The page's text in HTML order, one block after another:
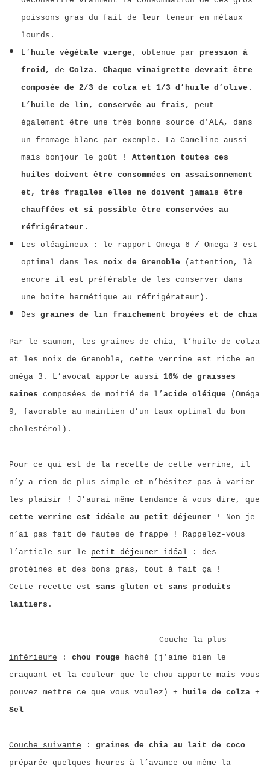
poissons gras du fait de leur teneur en métaux
lourds.
L’ huile végétale vierge , obtenue par pression à
froid , de Colza. Chaque vinaigrette devrait être
composée de 2/3 de colza et 1/3 d’huile d’olive.
L’huile de lin, conservée au frais , peut
également être une très bonne source d’ALA, dans
un fromage blanc par exemple. La Cameline aussi
mais bonjour le goût ! Attention toutes ces
huiles doivent être consommées en assaisonnement
et, très fragiles elles ne doivent jamais être
chauffées et si possible être conservées au
réfrigérateur.
Les oléagineux : le rapport Omega 6 / Omega 3 est
optimal dans les noix de Grenoble
(attention, là
encore il est préférable de les conserver dans
une boite hermétique au réfrigérateur).
Des graines de lin fraichement broyées et de chia
Par le saumon, les graines de chia, l’huile de colza
et les noix de Grenoble, cette verrine est riche en
oméga 3. L’avocat apporte aussi 16% de graisses
saines composées de moitié de l’ acide oléique (Oméga
9, favorable au maintien d’un taux optimal du bon
cholestérol).
Pour ce qui est de la recette de cette verrine, il
n’y a rien de plus simple et n’hésitez pas à varier
les plaisir ! J’aurai même tendance à vous dire, que
cette verrine est idéale au petit déjeuner ! Non je
n’ai pas fait de fautes de frappe ! Rappelez-vous
l’article sur le petit déjeuner idéal : des
protéines et des bons gras, tout à fait ça !
Cette recette est sans gluten et sans produits
laitiers .
Couche la plus
inférieure : chou rouge haché (j’aime bien le
craquant et la couleur que le chou apporte mais vous
pouvez mettre ce que vous voulez) + huile de colza +
Sel
Couche suivante : graines de chia au lait de coco
préparée quelques heures à l’avance ou même la